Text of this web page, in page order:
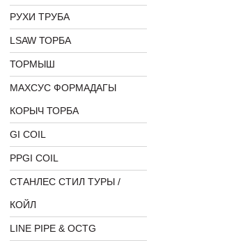
РУХИ ТРУБА
LSAW ТОРБА
ТОРМЫШ
МАХСУС ФОРМАДАГЫ
КОРЫЧ ТОРБА
GI COIL
PPGI COIL
СТАНЛЕС СТИЛ ТУРЫ /
КОЙЛ
LINE PIPE & OCTG